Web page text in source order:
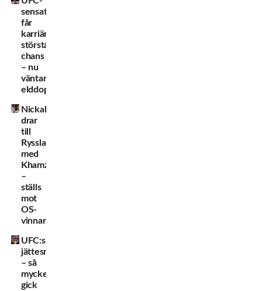
sensationen
får
karriärens
största
chans
– nu
väntar
elddopet
Nickal
drar
till
Ryssland
med
Khamzat
–
ställs
mot
OS-
vinnare
UFC:s
jättesmäll
– så
mycket
gick